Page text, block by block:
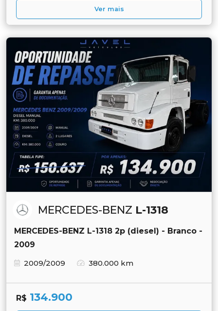
Ver mais
MERCEDES-BENZ L-1318
MERCEDES-BENZ L-1318 2p (diesel) - Branco -
2009
2009/2009
380.000 km
R$ 134.900